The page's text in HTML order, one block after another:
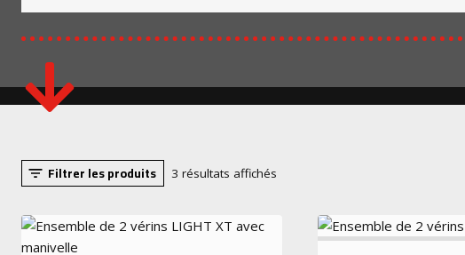
Filtrer les produits 3 résultats affichés